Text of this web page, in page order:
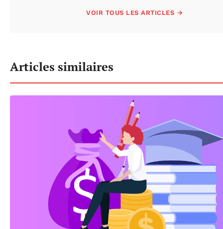
VOIR TOUS LES ARTICLES →
Articles similaires